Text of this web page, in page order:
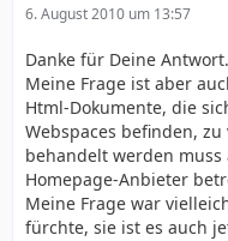
6. August 2010 um 13:57
Danke für Deine Antwort.
Meine Frage ist aber
Html-Dokumente, die
Webspaces befinden,
behandelt werden
Homepage-Anbieter
Meine Frage war
fürchte, sie ist es auch